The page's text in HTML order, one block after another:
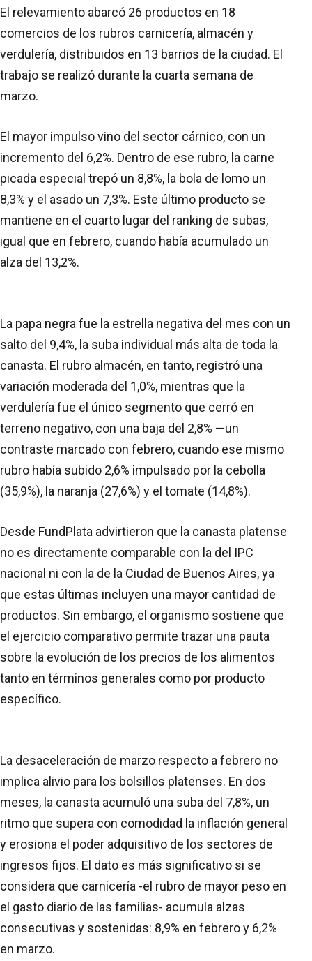
El relevamiento abarcó 26 productos en 18
comercios de los rubros carnicería, almacén y
verdulería, distribuidos en 13 barrios de la ciudad. El
trabajo se realizó durante la cuarta semana de
marzo.
El mayor impulso vino del sector cárnico, con un
incremento del 6,2%. Dentro de ese rubro, la carne
picada especial trepó un 8,8%, la bola de lomo un
8,3% y el asado un 7,3%. Este último producto se
mantiene en el cuarto lugar del ranking de subas,
igual que en febrero, cuando había acumulado un
alza del 13,2%.
La papa negra fue la estrella negativa del mes con un
salto del 9,4%, la suba individual más alta de toda la
canasta. El rubro almacén, en tanto, registró una
variación moderada del 1,0%, mientras que la
verdulería fue el único segmento que cerró en
terreno negativo, con una baja del 2,8% —un
contraste marcado con febrero, cuando ese mismo
rubro había subido 2,6% impulsado por la cebolla
(35,9%), la naranja (27,6%) y el tomate (14,8%).
Desde FundPlata advirtieron que la canasta platense
no es directamente comparable con la del IPC
nacional ni con la de la Ciudad de Buenos Aires, ya
que estas últimas incluyen una mayor cantidad de
productos. Sin embargo, el organismo sostiene que
el ejercicio comparativo permite trazar una pauta
sobre la evolución de los precios de los alimentos
tanto en términos generales como por producto
específico.
La desaceleración de marzo respecto a febrero no
implica alivio para los bolsillos platenses. En dos
meses, la canasta acumuló una suba del 7,8%, un
ritmo que supera con comodidad la inflación general
y erosiona el poder adquisitivo de los sectores de
ingresos fijos. El dato es más significativo si se
considera que carnicería -el rubro de mayor peso en
el gasto diario de las familias- acumula alzas
consecutivas y sostenidas: 8,9% en febrero y 6,2%
en marzo.